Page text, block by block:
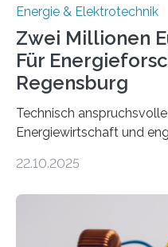
Energie & Elektrotechnik
Zwei Millionen
Für
Regensburg
Technisch
Energiewirtschaft und
neuen EU-geförderten
Energietechnologien
22.10.2025